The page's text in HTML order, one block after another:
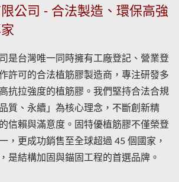
公司 - 合法製造、環保高強
是台灣唯一同時擁有工廠登記、營業登
許可的合法植筋膠製造商，專注研發多
抗拉強度的植筋膠。我們堅持合法合規
質、永續」為核心理念，不斷創新精
信賴與滿意度。固特優植筋膠不僅榮登
，更成功銷售至全球超過 45 個國家，
是結構加固與錨固工程的首選品牌。